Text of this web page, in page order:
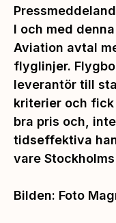
I och med
Aviation avtal
flyglinjer.
leverantör till
kriterier och
bra pris och,
tidseffektiva
vare
Bilden: Foto